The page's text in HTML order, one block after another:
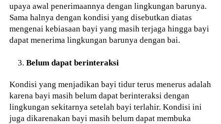
upaya awal penerimaannya dengan lingkungan barunya.
Sama halnya dengan kondisi yang disebutkan diatas
mengenai kebiasaan bayi yang masih terjaga hingga bayi
dapat menerima lingkungan barunya dengan bai.
Belum dapat berinteraksi
Kondisi yang menjadikan bayi tidur terus menerus adalah
karena bayi masih belum dapat berinteraksi dengan
lingkungan sekitarnya setelah bayi terlahir. Kondisi ini
juga dikarenakan bayi masih belum dapat membuka